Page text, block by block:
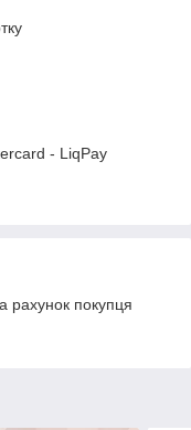
- LiqPay
рахунок покупця